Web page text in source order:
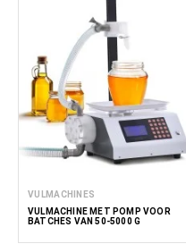
VULMACHINES
VULMACHINE MET POMP VOOR
BATCHES VAN 50-5000 G